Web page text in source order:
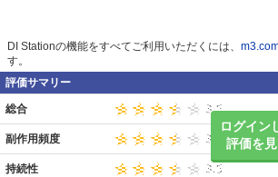
DI Stationの機能をすべてご利用いただくには、
す。
評価サマリー
ログイン
評価を
総合
副作用頻度
持続性